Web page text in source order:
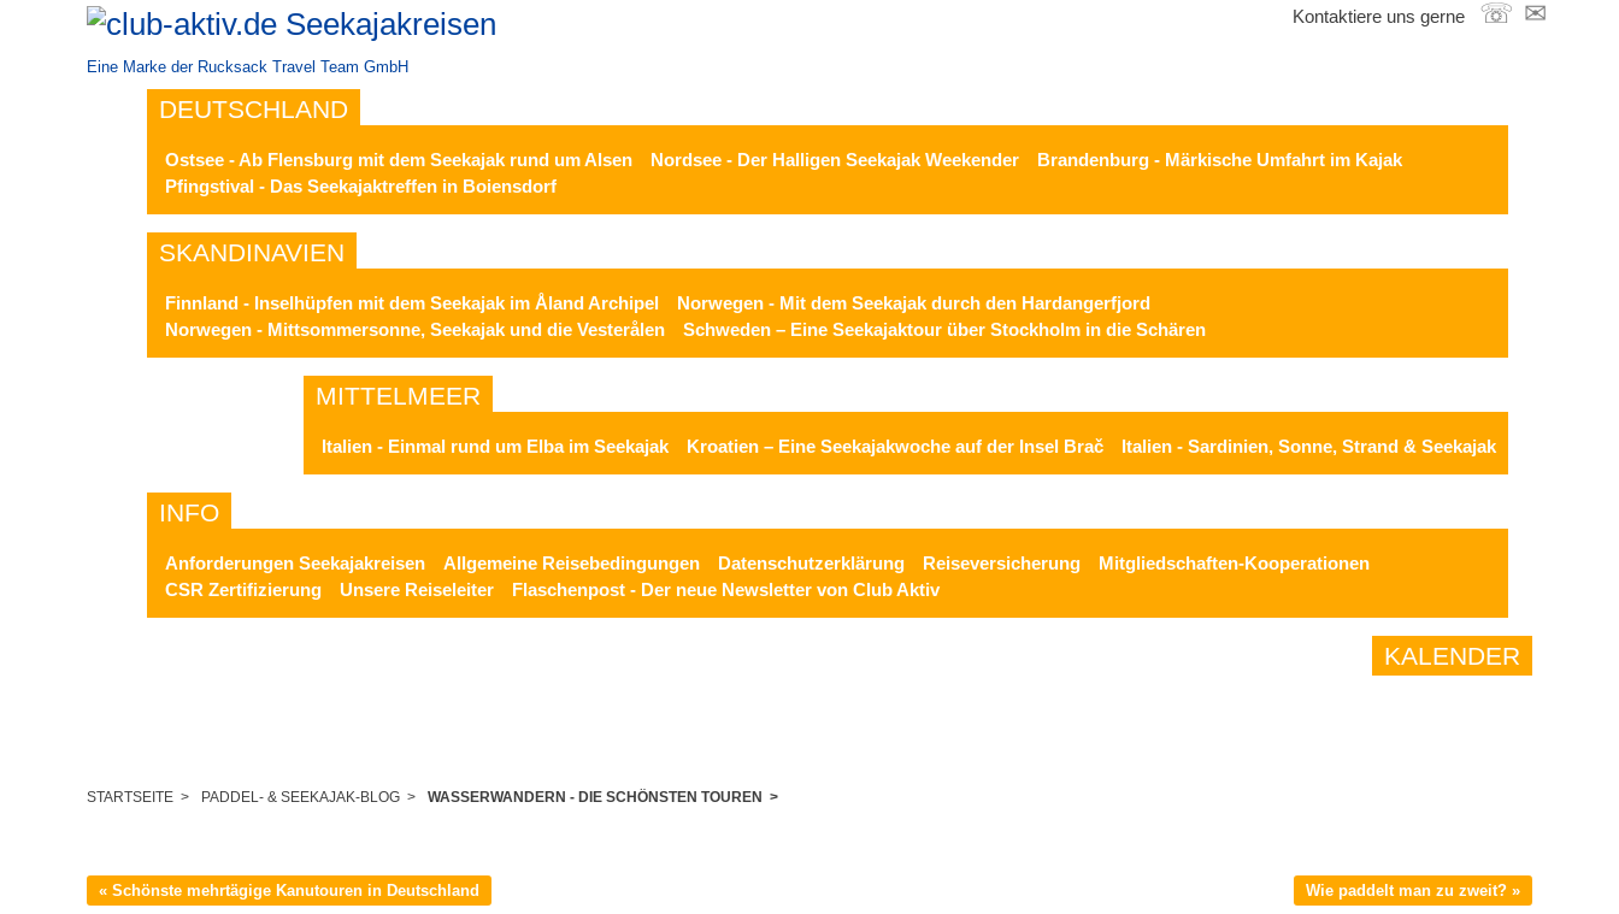
Seekajakreisen
Eine Marke der Rucksack Travel Team GmbH
Kontaktiere uns gerne ☏ ✉
DEUTSCHLAND
Ostsee - Ab Flensburg mit dem Seekajak rund um Alsen Nordsee - Der Halligen Seekajak Weekender
Brandenburg - Märkische Umfahrt im Kajak
Pfingstival - Das Seekajaktreffen in Boiensdorf
SKANDINAVIEN
Finnland - Inselhüpfen mit dem Seekajak im Åland Archipel
Norwegen - Mit dem Seekajak durch den Hardangerfjord
Norwegen - Mittsommersonne, Seekajak und die Vesterålen
Schweden – Eine Seekajaktour über Stockholm in die Schären
MITTELMEER
Italien - Einmal rund um Elba im Seekajak Kroatien – Eine Seekajakwoche auf der Insel Brač Italien - Sardinien, Sonne, Strand & Seekajak
INFO
Anforderungen Seekajakreisen Allgemeine Reisebedingungen Datenschutzerklärung Reiseversicherung
Mitgliedschaften-Kooperationen
CSR Zertifizierung
Unsere Reiseleiter Flaschenpost - Der neue Newsletter von Club Aktiv
KALENDER
STARTSEITE > PADDEL- & SEEKAJAK-BLOG > WASSERWANDERN - DIE SCHÖNSTEN TOUREN >
« Schönste mehrtägige Kanutouren in Deutschland Wie paddelt man zu zweit? »